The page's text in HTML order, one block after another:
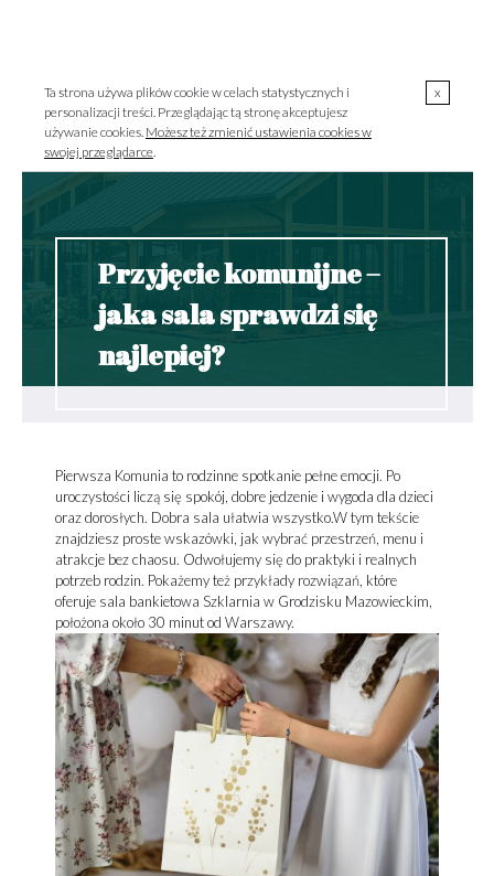
Ta strona używa plików cookie w celach statystycznych i
personalizacji treści. Przeglądając tą stronę akceptujesz
używanie cookies. Możesz też zmienić ustawienia cookies w
swojej przeglądarce.
x
szklarnia@szklarniagrodzisk.pl
Przyjęcie komunijne –
jaka sala sprawdzi się
najlepiej?
Pierwsza Komunia to rodzinne spotkanie pełne emocji. Po
uroczystości liczą się spokój, dobre jedzenie i wygoda dla dzieci
oraz dorosłych. Dobra sala ułatwia wszystko.W tym tekście
znajdziesz proste wskazówki, jak wybrać przestrzeń, menu i
atrakcje bez chaosu. Odwołujemy się do praktyki i realnych
potrzeb rodzin. Pokażemy też przykłady rozwiązań, które
oferuje sala bankietowa Szklarnia w Grodzisku Mazowieckim,
położona około 30 minut od Warszawy.